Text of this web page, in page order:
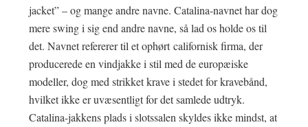
jacket” – og mange andre navne. Catalina-navnet har dog
mere swing i sig end andre navne, så lad os holde os til
det. Navnet refererer til et ophørt californisk firma, der
producerede en vindjakke i stil med de europæiske
modeller, dog med strikket krave i stedet for kravebånd,
hvilket ikke er uvæsentligt for det samlede udtryk.
Catalina-jakkens plads i slotssalen skyldes ikke mindst, at